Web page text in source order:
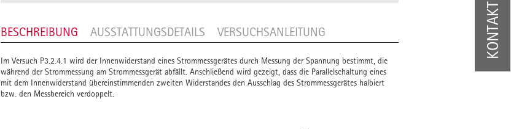
BESCHREIBUNG AUSSTATTUNGSDETAILS VERSUCHSANLEITUNG
Im Versuch P3.2.4.1 wird der Innenwiderstand eines Strommessgerätes durch Messung der Spannung bestimmt, die
während der Strommessung am Strommessgerät abfällt. Anschließend wird gezeigt, dass die Parallelschaltung eines
mit dem Innenwiderstand übereinstimmenden zweiten Widerstandes den Ausschlag des Strommessgerätes halbiert
bzw. den Messbereich verdoppelt.
KONTAKT